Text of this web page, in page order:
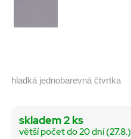
hladká jednobarevná čtvrtka
skladem 2 ks
větší počet do 20 dní (27.8.)